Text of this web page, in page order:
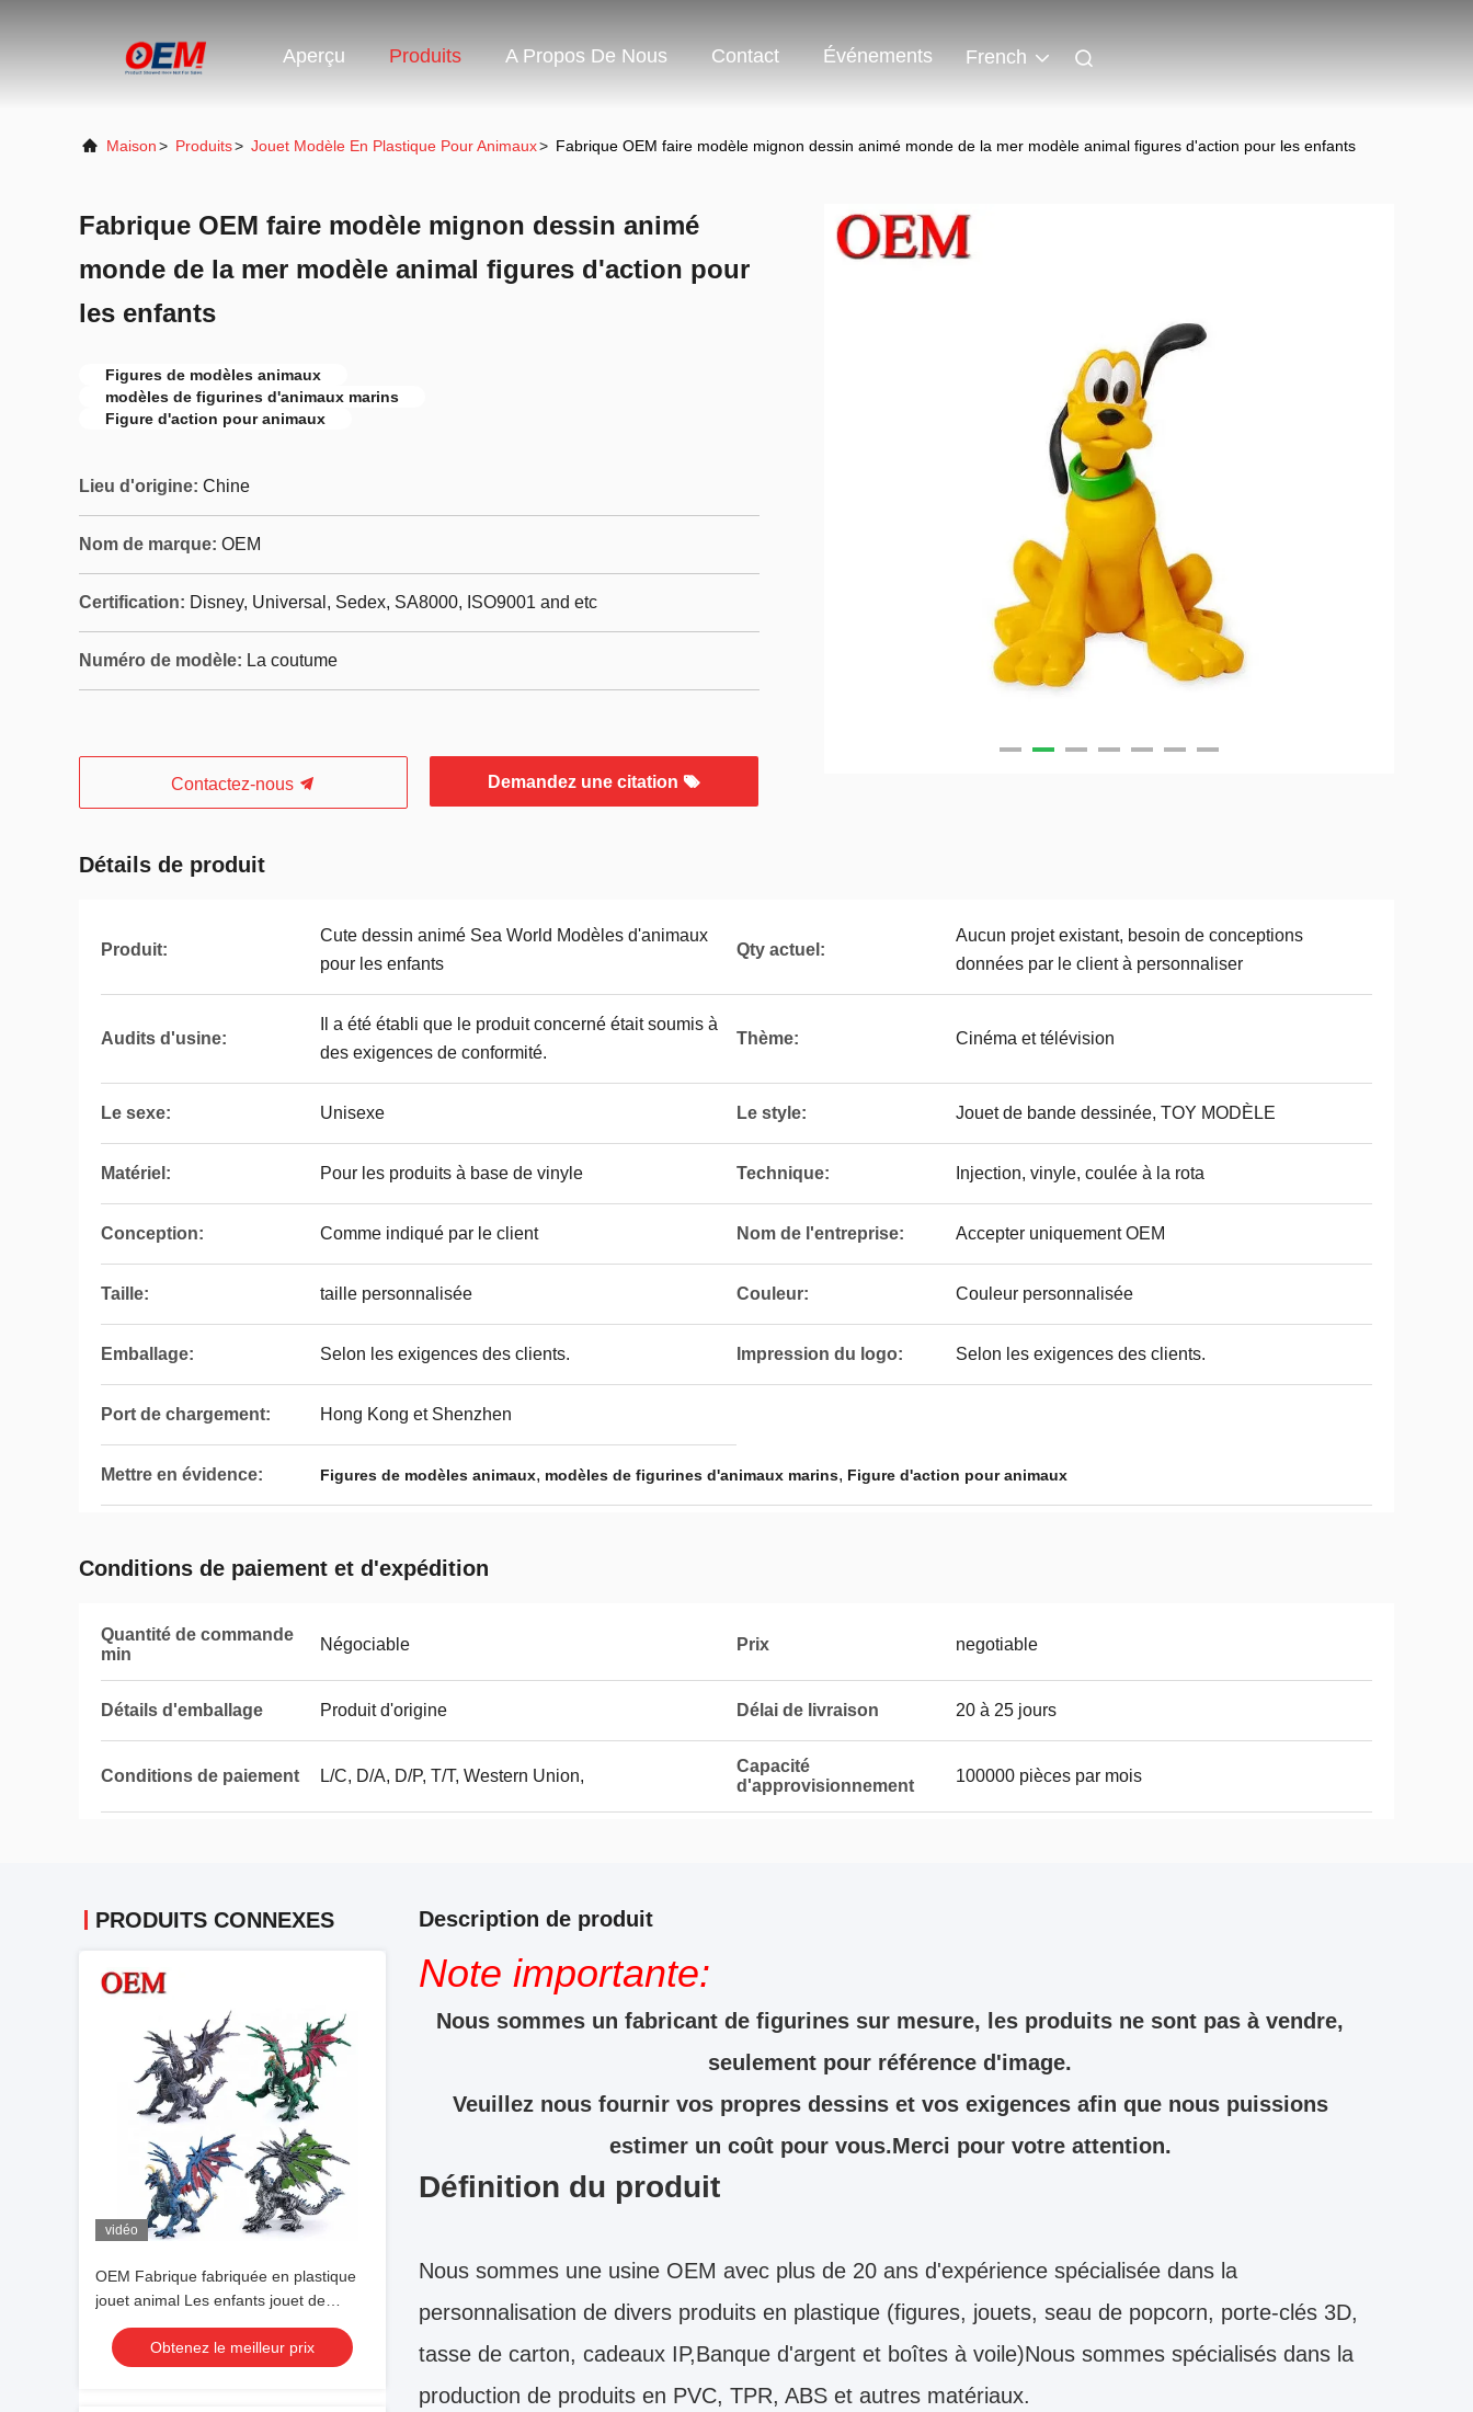
Aperçu Produits A Propos De Nous Contact Événements French
Maison> Produits> Jouet Modèle En Plastique Pour Animaux> Fabrique OEM faire modèle mignon dessin animé monde de la mer modèle animal figures d'action pour les enfants
Fabrique OEM faire modèle mignon dessin animé
monde de la mer modèle animal figures d'action pour
les enfants
Figures de modèles animaux
modèles de figurines d'animaux marins
Figure d'action pour animaux
Lieu d'origine: Chine
Nom de marque: OEM
Certification: Disney, Universal, Sedex, SA8000, ISO9001 and etc
Numéro de modèle: La coutume
Contactez-nous Demandez une citation
Détails de produit
Produit:
Cute dessin animé Sea World Modèles d'animaux
pour les enfants
Qty actuel:
Aucun projet existant, besoin de conceptions
données par le client à personnaliser
Audits d'usine:
Il a été établi que le produit concerné était soumis à
des exigences de conformité.
Thème: Cinéma et télévision
Le sexe: Unisexe Le style: Jouet de bande dessinée, TOY MODÈLE
Matériel: Pour les produits à base de vinyle Technique: Injection, vinyle, coulée à la rota
Conception: Comme indiqué par le client Nom de l'entreprise: Accepter uniquement OEM
Taille: taille personnalisée Couleur: Couleur personnalisée
Emballage: Selon les exigences des clients. Impression du logo: Selon les exigences des clients.
Port de chargement: Hong Kong et Shenzhen
Mettre en évidence: Figures de modèles animaux, modèles de figurines d'animaux marins, Figure d'action pour animaux
Conditions de paiement et d'expédition
Quantité de commande
min
Négociable Prix negotiable
Détails d'emballage Produit d'origine Délai de livraison 20 à 25 jours
Conditions de paiement L/C, D/A, D/P, T/T, Western Union,
Capacité
d'approvisionnement
100000 pièces par mois
PRODUITS CONNEXES
vidéo
OEM Fabrique fabriquée en plastique
jouet animal Les enfants jouet de
dragon pour jouer
Obtenez le meilleur prix
Description de produit
Note importante:
Nous sommes un fabricant de figurines sur mesure, les produits ne sont pas à vendre,
seulement pour référence d'image.
Veuillez nous fournir vos propres dessins et vos exigences afin que nous puissions
estimer un coût pour vous.Merci pour votre attention.
Définition du produit
Nous sommes une usine OEM avec plus de 20 ans d'expérience spécialisée dans la
personnalisation de divers produits en plastique (figures, jouets, seau de popcorn, porte-clés 3D,
tasse de carton, cadeaux IP,Banque d'argent et boîtes à voile)Nous sommes spécialisés dans la
production de produits en PVC, TPR, ABS et autres matériaux.